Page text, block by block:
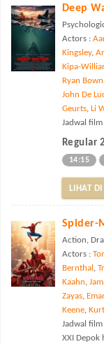
Deep
Actors :
Kingsley,
Kipa-
Ryan Bown
John De
Geurts, Li
Jadwal
Regular
14:15
LIHAT
Spider-
Action,
Actors :
Bernthal ,
Kaahn,
Zayas,
Keene,
Jadwal
XXI Depok